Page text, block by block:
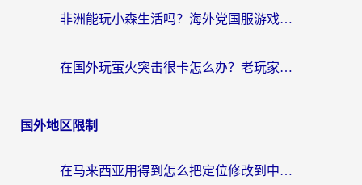
非洲能玩小森生活吗？海外党国服游戏加速器终极指南（附阿根廷CF手游帕斯卡契约解决方案）
在国外玩萤火突击很卡怎么办？老玩家亲测有效的加速器选择指南
国外地区限制
在马来西亚用得到怎么把定位修改到中国国内？留学生亲测有效的追剧看片攻略